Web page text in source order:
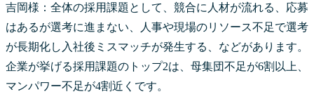
吉岡様：全体の採用課題として、競合に人材が流れる、応募
はあるが選考に進まない、人事や現場のリソース不足で選考
が長期化し入社後ミスマッチが発生する、などがあります。
企業が挙げる採用課題のトップ2は、母集団不足が6割以上、
マンパワー不足が4割近くです。